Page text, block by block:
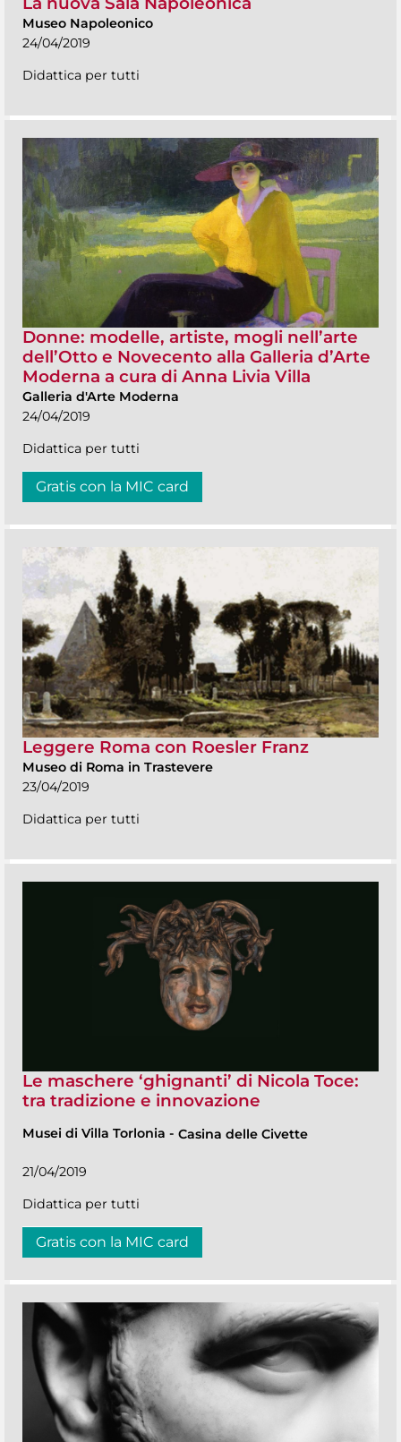
Museo Napoleonico
24/04/2019
Didattica per tutti
Donne: modelle, artiste, mogli nell’arte
dell’Otto e Novecento alla Galleria d’Arte
Moderna a cura di Anna Livia Villa
Galleria d'Arte Moderna
24/04/2019
Didattica per tutti
Gratis con la MIC card
Leggere Roma con Roesler Franz
Museo di Roma in Trastevere
23/04/2019
Didattica per tutti
Le maschere ‘ghignanti’ di Nicola Toce:
tra tradizione e innovazione
Musei di Villa Torlonia - Casina delle Civette
21/04/2019
Didattica per tutti
Gratis con la MIC card